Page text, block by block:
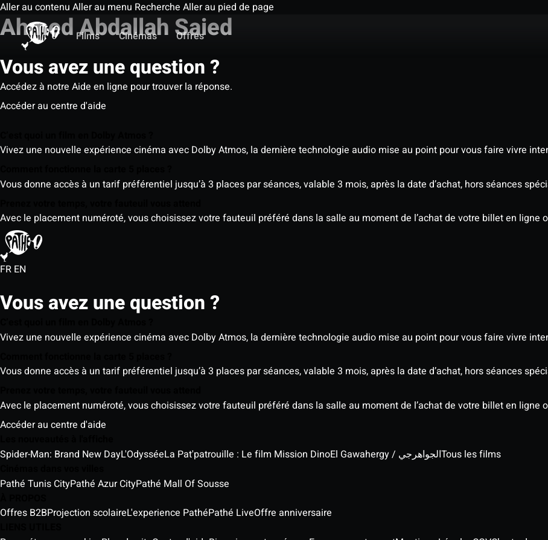
Aller au contenu Aller au menu Recherche Aller au pied de page
Films
Cinémas Offres
Ahmed Abdallah Saied
Vous avez une question ?
Accédez à notre Aide en ligne pour trouver la réponse.
Accéder au centre d'aide
Vivez une nouvelle expérience cinéma avec Dolby Atmos, la dernière technologie audio mise au point pour vous faire vivre
Vous donne accès à un tarif préférentiel jusqu’à 3 places par séances, valable 3 mois, après la date d’achat, hors séances
Avec le placement numéroté, vous choisissez votre fauteuil préféré dans la salle au moment de l’achat de votre billet en ligne
FR EN
Vous avez une question ?
Vivez une nouvelle expérience cinéma avec Dolby Atmos, la dernière technologie audio mise au point pour vous faire vivre
Vous donne accès à un tarif préférentiel jusqu’à 3 places par séances, valable 3 mois, après la date d’achat, hors séances
Avec le placement numéroté, vous choisissez votre fauteuil préféré dans la salle au moment de l’achat de votre billet en ligne
Accéder au centre d'aide
Spider-Man: Brand New DayL'OdysséeLa Pat'patrouille : Le film Mission Dino El Gawahergy / الجواهرجيTous les films
Pathé Tunis CityPathé Azur CityPathé Mall Of Sousse
Offres B2BProjection scolaireL'experience PathéPathé LiveOffre anniversaire